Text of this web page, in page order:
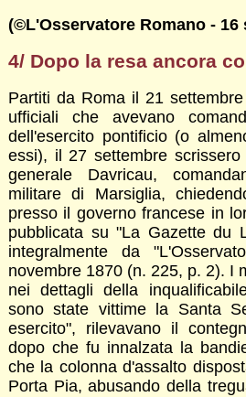
(©L'Osservatore Romano - 16
4/ Dopo la resa ancora
Partiti da Roma il 21
ufficiali che avevano
dell'esercito pontificio (o
essi), il 27 settembre
generale Davricau,
militare di Marsiglia,
presso il governo francese in
pubblicata su "La Gazette du
integralmente da
novembre 1870 (n. 225, p. 2). I
nei dettagli della
sono state vittime la Santa
esercito", rilevavano il
dopo che fu innalzata la
che la colonna d'assalto
Porta Pia, abusando della